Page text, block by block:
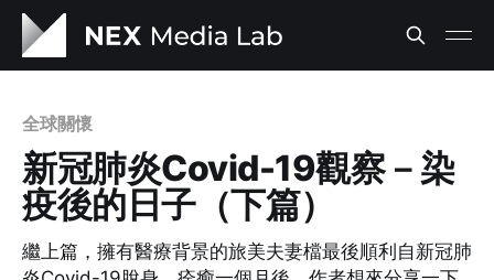
全球關懷
新冠肺炎Covid-19觀察－染
疫後的日子（下篇）
繼上篇，擁有醫療背景的旅美夫妻檔最後順利自新冠肺